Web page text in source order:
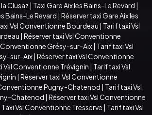
Clusaz | Taxi Gare Aix les Bains-Le Revard |
Bains-Le Revard | Réserver taxi Gare Aix les
Vsl Conventionne Bourdeau | Tarif taxi Vsl
| Réserver taxi Vsl Conventionne
Conventionne Grésy-sur-Aix| Tarif taxi Vsl
sur-Aix| Réserver taxi Vsl Conventionne
Vsl Conventionne Trévignin | Tarif taxi Vsl
| Réserver taxi Vsl Conventionne
Pugny-Chatenod | Tarif taxi Vsl
Chatenod | Réserver taxi Vsl Conventionne
Taxi Vsl Conventionne Tresserve | Tarif taxi Vsl